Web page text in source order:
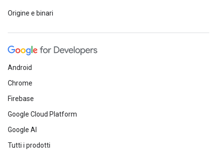
Origine e binari
Android
Chrome
Firebase
Google Cloud Platform
Google AI
Tutti i prodotti